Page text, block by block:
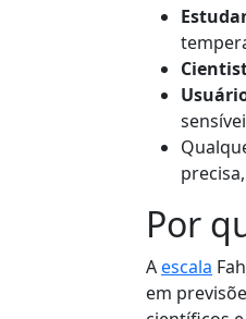
Por
Aescala
em